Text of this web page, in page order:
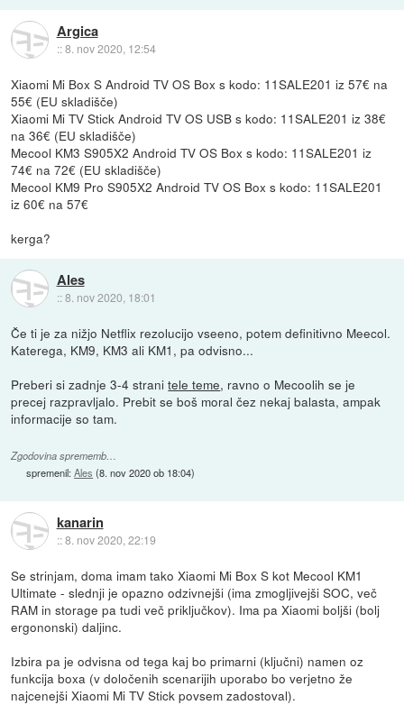
Argica
::8. nov 2020, 12:54
Xiaomi Mi Box S Android TV OS Box s kodo: 11SALE201 iz 57€ na
55€ (EU skladišče)
Xiaomi Mi TV Stick Android TV OS USB s kodo: 11SALE201 iz 38€
na 36€ (EU skladišče)
Mecool KM3 S905X2 Android TV OS Box s kodo: 11SALE201 iz
74€ na 72€ (EU skladišče)
Mecool KM9 Pro S905X2 Android TV OS Box s kodo: 11SALE201
iz 60€ na 57€
kerga?
Ales
::8. nov 2020, 18:01
Če ti je za nižjo Netflix rezolucijo vseeno, potem definitivno Meecol.
Katerega, KM9, KM3 ali KM1, pa odvisno...
Preberi si zadnje 3-4 stranitele teme, ravno o Mecoolih se je
precej razpravljalo. Prebit se boš moral čez nekaj balasta, ampak
informacije so tam.
Zgodovina sprememb…
spremenil:Ales (8. nov 2020 ob 18:04)
kanarin
::8. nov 2020, 22:19
Se strinjam, doma imam tako Xiaomi Mi Box S kot Mecool KM1
Ultimate - slednji je opazno odzivnejši (ima zmogljivejši SOC, več
RAM in storage pa tudi več priključkov). Ima pa Xiaomi boljši (bolj
ergononski) daljinc.
Izbira pa je odvisna od tega kaj bo primarni (ključni) namen oz
funkcija boxa (v določenih scenarijih uporabo bo verjetno že
najcenejši Xiaomi Mi TV Stick povsem zadostoval).